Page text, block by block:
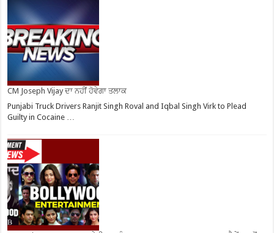
CM Joseph Vijay ਦਾ ਨਹੀਂ ਹੋਵੇਗਾ ਤਲਾਕ
Punjabi Truck Drivers Ranjit Singh Roval and Iqbal Singh Virk to Plead
Guilty in Cocaine …